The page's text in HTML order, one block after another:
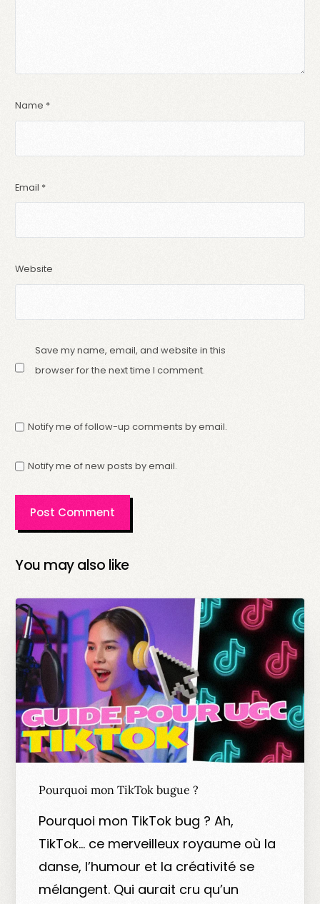
Name *
Email *
Website
Save my name, email, and website in this
browser for the next time I comment.
Notify me of follow-up comments by email.
Notify me of new posts by email.
You may also like
Pourquoi mon TikTok bugue ?
Pourquoi mon TikTok bug ? Ah,
TikTok… ce merveilleux royaume où la
danse, l’humour et la créativité se
mélangent. Qui aurait cru qu’un